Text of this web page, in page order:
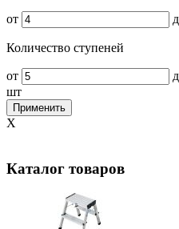
от
Количество ступеней
от
шт
Применить
X
Каталог товаров